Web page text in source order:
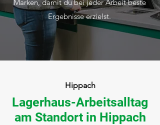
Marken, damit du bei jeder Arbeit beste
Ergebnisse erzielst.
Hippach
Lagerhaus-Arbeitsalltag
am Standort in Hippach